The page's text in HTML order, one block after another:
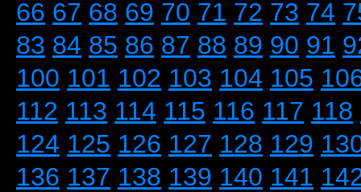
66 67 68 69 70 71 72 73 74
83 84 85 86 87 88 89 90 91
100 101 102 103 104 105
112 113 114 115 116 117 118
124 125 126 127 128 129
136 137 138 139 140 141